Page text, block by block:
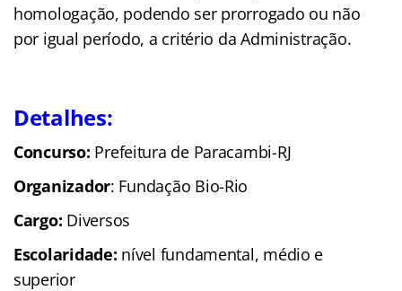
homologação, podendo ser prorrogado ou não
por igual período, a critério da Administração.
Detalhes:
Concurso: Prefeitura de Paracambi-RJ
Organizador: Fundação Bio-Rio
Cargo: Diversos
Escolaridade: nível fundamental, médio e
superior